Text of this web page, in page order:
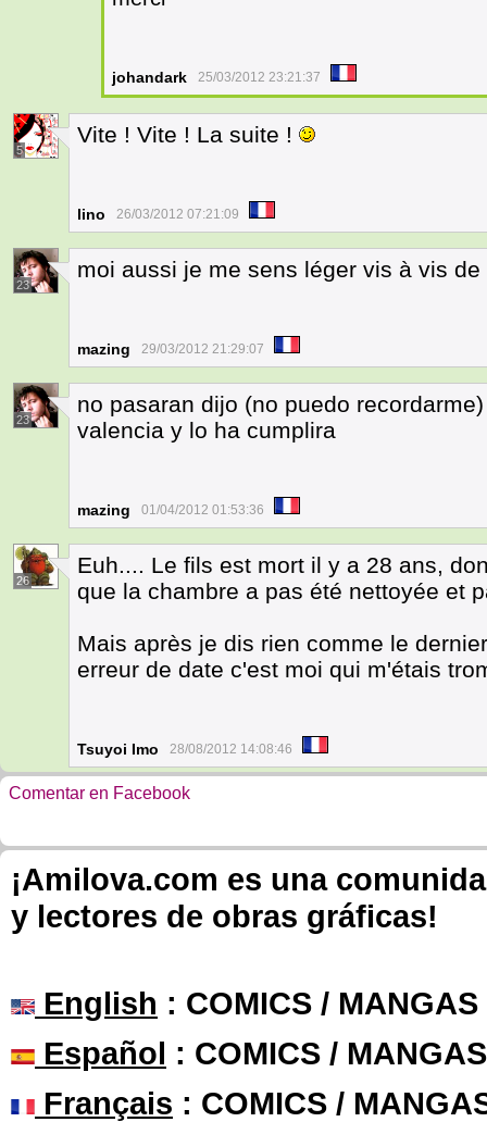
johandark 25/03/2012 23:21:37
5
Vite ! Vite ! La suite !
lino 26/03/2012 07:21:09
23
moi aussi je me sens léger vis à vis
mazing 29/03/2012 21:29:07
23
no pasaran dijo (no puedo
valencia y lo ha cumplira
mazing 01/04/2012 01:53:36
26
Euh.... Le fils est mort il y a 28 ans,
que la chambre a pas été nettoyée et
Mais après je dis rien comme le
erreur de date c'est moi qui m'étais
Tsuyoi Imo 28/08/2012 14:08:46
Comentar en Facebook
¡Amilova.com es una
y lectores de obras gráficas!
English : COMICS /
Español : COMICS /
Français : COMICS /